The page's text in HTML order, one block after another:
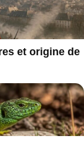
et origine de